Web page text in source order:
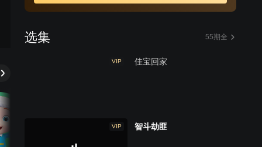
选集 55期全
VIP 佳宝回家
VIP 智斗劫匪